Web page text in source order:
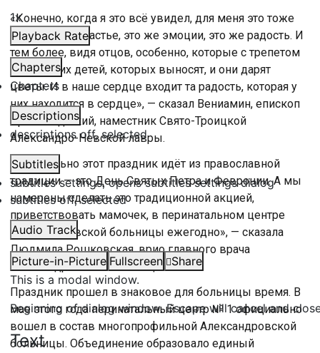
1x
Playback Rate
Chapters
Chapters
Descriptions
descriptions off, selected
Subtitles
subtitles settings, opens subtitles settings dialog
subtitles off, selected
Audio Track
Picture-in-Picture Fullscreen
Share
This is a modal window.
Beginning of dialog window. Escape will cancel and
Text
«Конечно, когда я это всё увидел, для меня это тоже
некое такое счастье, это же эмоции, это же радость. И
тем более, видя отцов, особенно, которые с трепетом
ждут своих детей, которых выносят, и они дарят
цветы. И в наше сердце входит та радость, которая у
них находится в сердце», — сказал Вениамин, епископ
Кронштадтский, наместник Свято-Троицкой
Александро-Невской лавры.
«Изначально этот праздник идёт из православной
традиции — это День Святых Петра и Февронии. А мы
намерены сделать это традиционной акцией,
приветствовать мамочек, в перинатальном центре
Александровской больницы ежегодно», — сказала
Людмила Рошковская, врио главного врача
Александровской больницы.
Праздник прошел в знаковое для больницы время. В
мае этого года перинатальный центр № 1 официально
вошел в состав многопрофильной Александровской
больницы. Объединение образовало единый